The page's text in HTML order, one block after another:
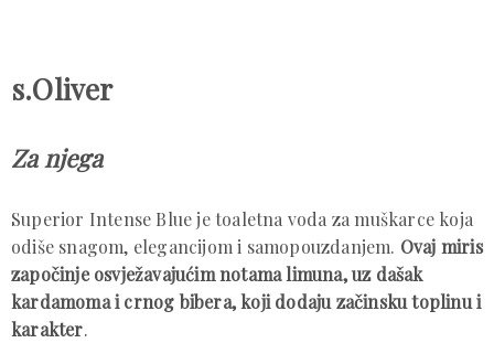
s.Oliver
Za njega
Superior Intense Blue je toaletna voda za muškarce koja
odiše snagom, elegancijom i samopouzdanjem. Ovaj miris
započinje osvježavajućim notama limuna, uz dašak
kardamoma i crnog bibera, koji dodaju začinsku toplinu i
karakter.